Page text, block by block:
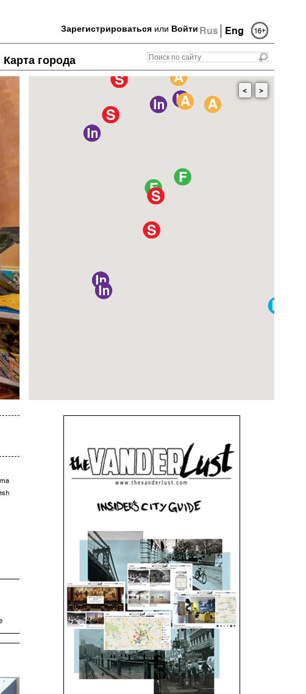
Rus Eng
Зарегистрироваться или Войти
Карта города
< >